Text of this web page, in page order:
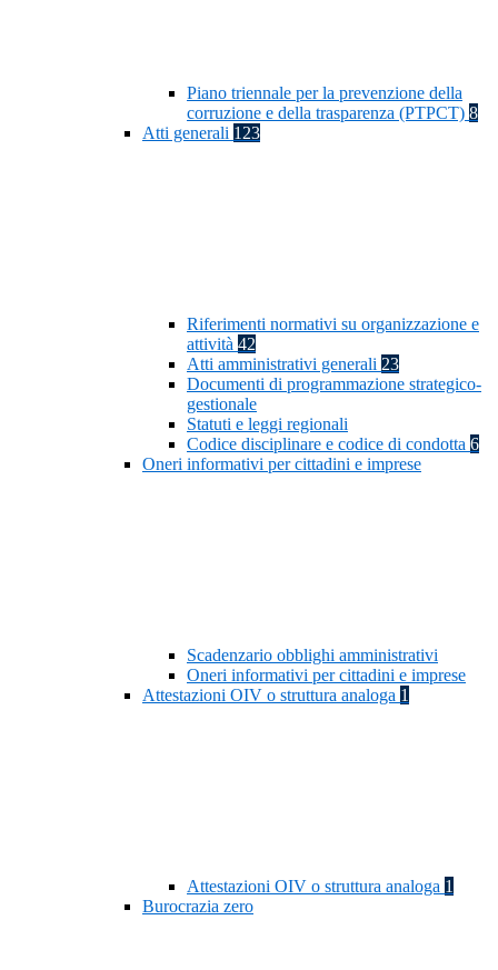
Piano triennale per la prevenzione della
corruzione e della trasparenza (PTPCT) 8
Atti generali 123
Riferimenti normativi su organizzazione e
attività 42
Atti amministrativi generali 23
Documenti di programmazione strategico-
gestionale
Statuti e leggi regionali
Codice disciplinare e codice di condotta 6
Oneri informativi per cittadini e imprese
Scadenzario obblighi amministrativi
Oneri informativi per cittadini e imprese
Attestazioni OIV o struttura analoga 1
Attestazioni OIV o struttura analoga 1
Burocrazia zero